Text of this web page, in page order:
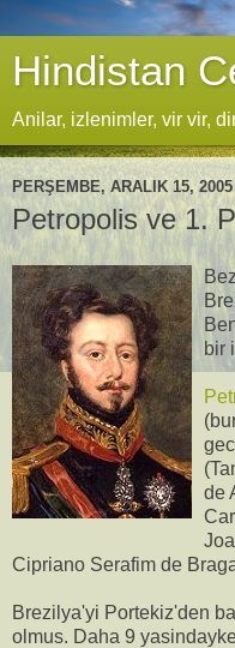
Hindistan
Anilar, izlenimler, vir vir,
PERŞEMBE, ARALIK 15, 2005
Petropolis ve 1.
bir
de
Cipriano Serafim de
Brezilya'yi Portekiz'den
olmus. Daha 9